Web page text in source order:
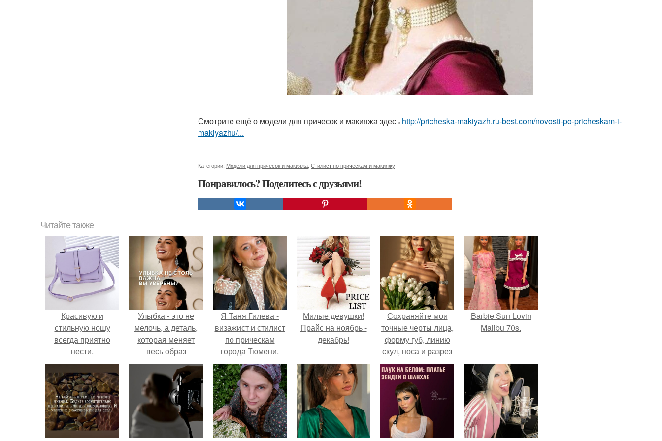
Смотрите ещё о модели для причесок и макияжа здесь http://pricheska-makiyazh.ru-best.com/novosti-po-pricheskam-i-
makiyazhu/...
Категории: Модели для причесок и макияжа Стилист по прическам и макияжу
Понравилось? Поделитесь с друзьями!
Читайте также
Красивую и
стильную ношу
всегда приятно
нести.
Улыбка - это не
мелочь, а деталь,
которая меняет
весь образ
человека.
Я Таня Гилева -
визажист и стилист
по прическам
города Тюмени.
Милые девушки!
Прайс на ноябрь -
декабрь!
Сохраняйте мои
точные черты лица,
форму губ, линию
скул, носа и разрез
глаз.
Barbie Sun Lovin
Malibu 70s.